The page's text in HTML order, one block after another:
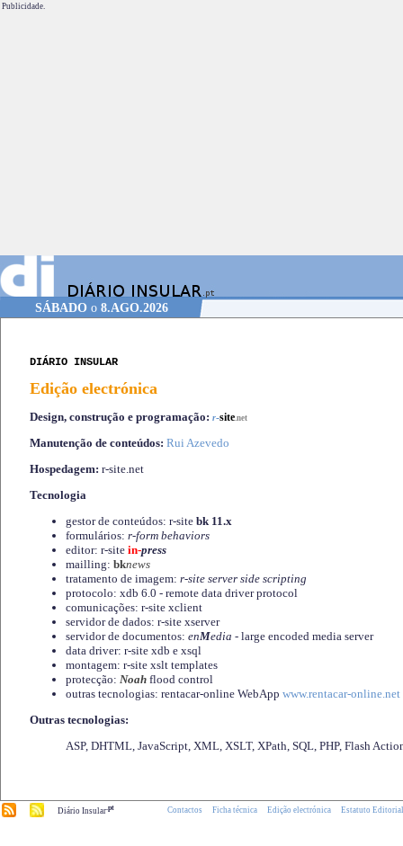
Publicidade.
SÁBADOo 8.AGO.2026
DIÁRIO INSULAR
Edição electrónica
Design, construção e programação: r-site.net
Manutenção de conteúdos: Rui Azevedo
Hospedagem: r-site.net
Tecnologia
gestor de conteúdos: r-site bk 11.x
formulários: r-form behaviors
editor: r-site in-press
mailling: bknews
tratamento de imagem: r-site server side scripting
protocolo: xdb 6.0 - remote data driver protocol
comunicações: r-site xclient
servidor de dados: r-site xserver
servidor de documentos: enMedia - large encoded media server
data driver: r-site xdb e xsql
montagem: r-site xslt templates
protecção: Noah flood control
outras tecnologias: rentacar-online WebApp www.rentacar-online.net
Outras tecnologias:
ASP, DHTML, JavaScript, XML, XSLT, XPath, SQL, PHP, Flash
Diário Insular.pt Contactos Ficha técnica Edição electrónica Estatuto Editorial